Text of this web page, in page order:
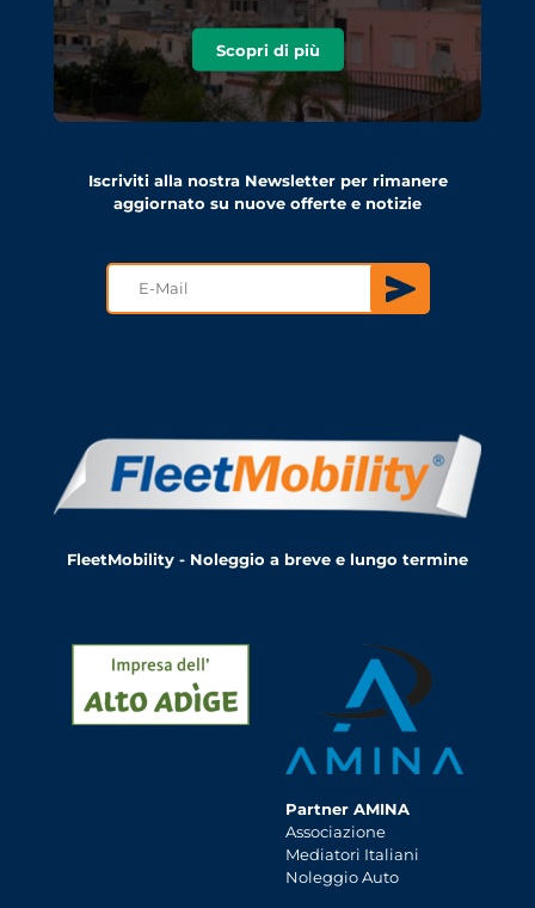
Scopri di più
Iscriviti alla nostra Newsletter per rimanere
aggiornato su nuove offerte e notizie
FleetMobility - Noleggio a breve e lungo termine
Partner AMINA
Associazione
Mediatori Italiani
Noleggio Auto